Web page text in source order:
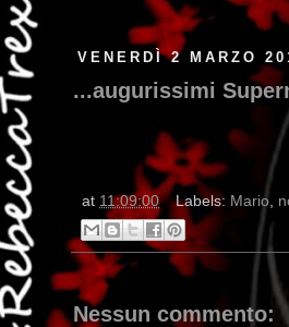
VENERDÌ 2 MARZO
...augurissimi
at 11:09:00 Labels: Mario,
Nessun commento: